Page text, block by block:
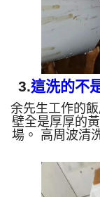
3.這洗的不
余先生工作的
壁全是厚厚的
場。 高周波清
分鐘後開啟最
發，畫面超震
「清澈泉」
煩